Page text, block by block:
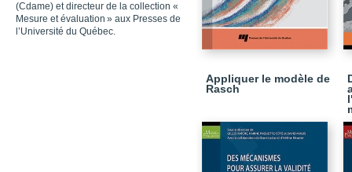
(Cdame) et directeur de la collection «
Mesure et évaluation » aux Presses de
l’Université du Québec.
Appliquer le modèle de
Rasch